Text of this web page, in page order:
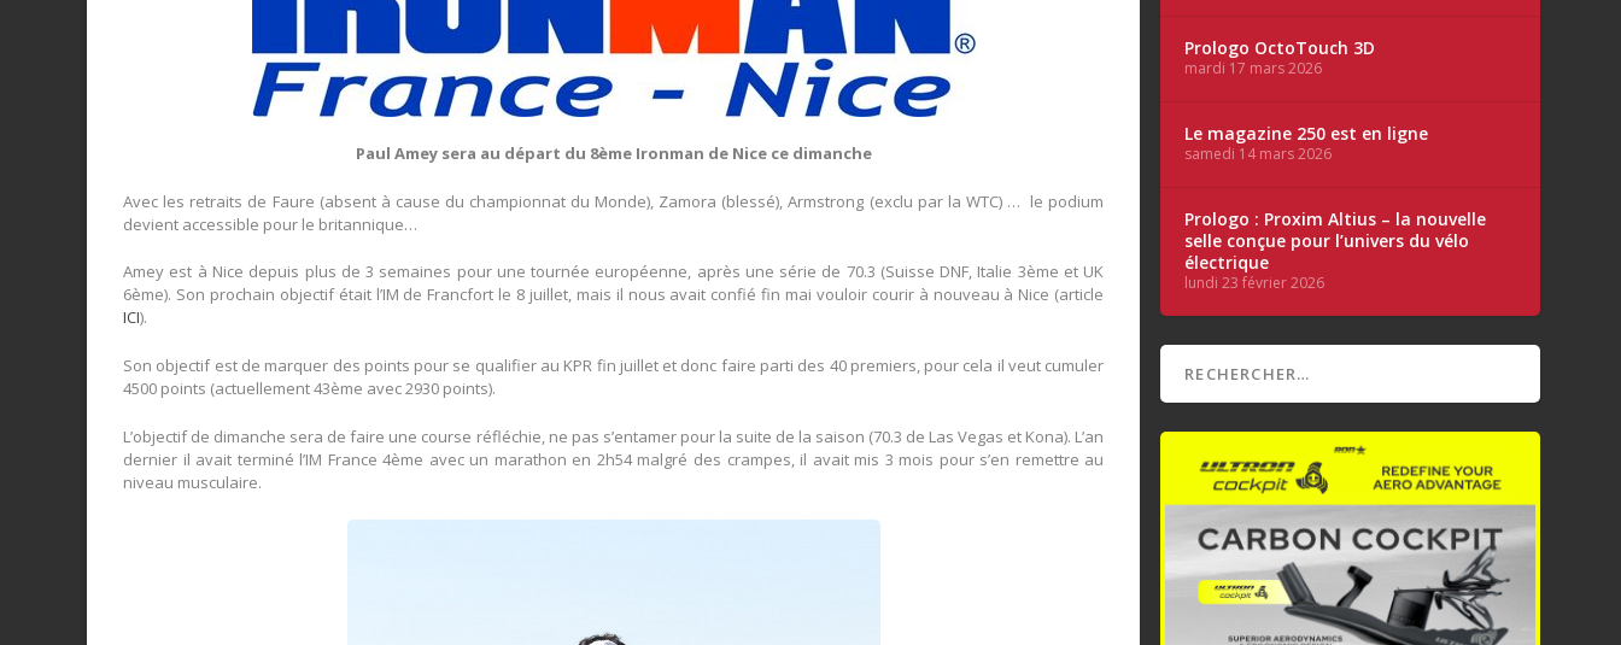
Paul Amey sera au départ du 8ème Ironman de Nice ce dimanche
Avec les retraits de Faure (absent à cause du championnat du Monde), Zamora (blessé), Armstrong (exclu par la WTC) … le podium
devient accessible pour le britannique…
Amey est à Nice depuis plus de 3 semaines pour une tournée européenne, après une série de 70.3 (Suisse DNF, Italie 3ème et UK
6ème). Son prochain objectif était l’IM de Francfort le 8 juillet, mais il nous avait confié fin mai vouloir courir à nouveau à Nice (article
ICI).
Son objectif est de marquer des points pour se qualifier au KPR fin juillet et donc faire parti des 40 premiers, pour cela il veut cumuler
4500 points (actuellement 43ème avec 2930 points).
L’objectif de dimanche sera de faire une course réfléchie, ne pas s’entamer pour la suite de la saison (70.3 de Las Vegas et Kona). L’an
dernier il avait terminé l’IM France 4ème avec un marathon en 2h54 malgré des crampes, il avait mis 3 mois pour s’en remettre au
niveau musculaire.
Prologo OctoTouch 3D
mardi 17 mars 2026
Le magazine 250 est en ligne
samedi 14 mars 2026
Prologo : Proxim Altius – la nouvelle
selle conçue pour l’univers du vélo
électrique
lundi 23 février 2026